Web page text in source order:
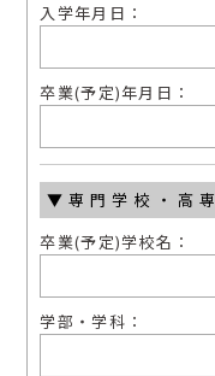
⼊学年⽉⽇：
卒業(予定)年⽉⽇：
▼専⾨学校・⾼専
卒業(予定)学校名：
学部・学科：